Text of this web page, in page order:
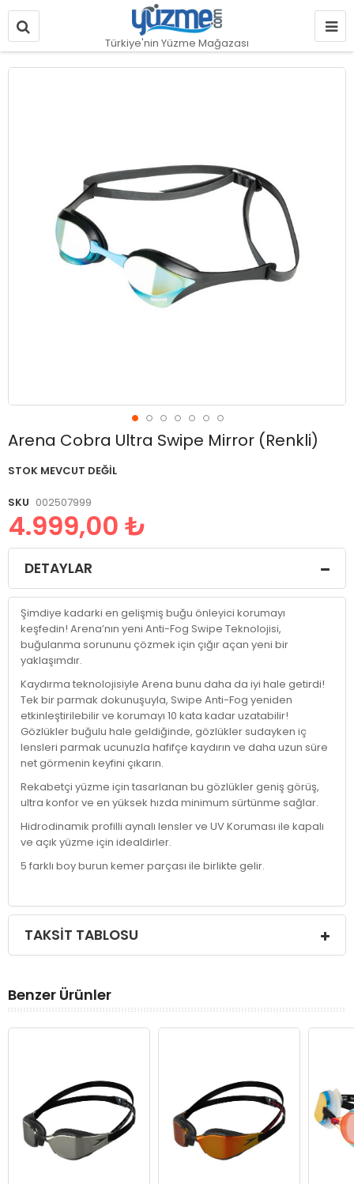
Türkiye'nin Yüzme Mağazası
Arena Cobra Ultra Swipe Mirror (Renkli)
STOK MEVCUT DEĞIL
SKU 002507999
4.999,00 ₺
Resim
Resim
başlangıcına
DETAYLAR
Şimdiye kadarki en gelişmiş buğu önleyici korumayı
keşfedin! Arena’nın yeni Anti-Fog Swipe Teknolojisi,
buğulanma sorununu çözmek için çığır açan yeni bir
yaklaşımdır.
Kaydırma teknolojisiyle Arena bunu daha da iyi hale getirdi!
Tek bir parmak dokunuşuyla, Swipe Anti-Fog yeniden
etkinleştirilebilir ve korumayı 10 kata kadar uzatabilir!
Gözlükler buğulu hale geldiğinde, gözlükler sudayken iç
lensleri parmak ucunuzla hafifçe kaydırın ve daha uzun süre
net görmenin keyfini çıkarın.
Rekabetçi yüzme için tasarlanan bu gözlükler geniş görüş,
ultra konfor ve en yüksek hızda minimum sürtünme sağlar.
Hidrodinamik profilli aynalı lensler ve UV Koruması ile kapalı
ve açık yüzme için idealdirler.
5 farklı boy burun kemer parçası ile birlikte gelir.
TAKSIT TABLOSU
Benzer Ürünler